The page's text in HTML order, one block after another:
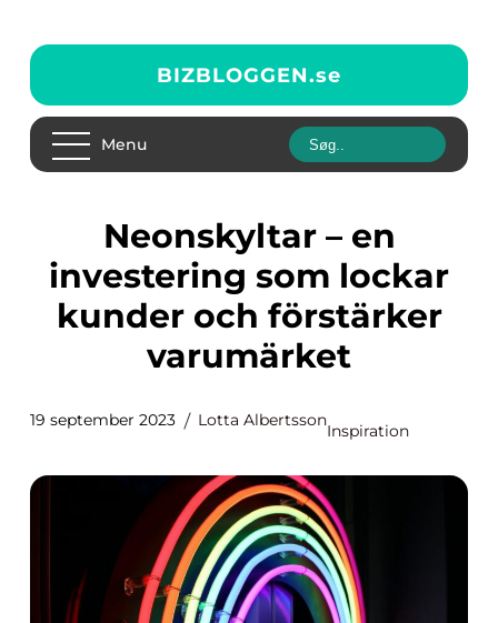
BIZBLOGGEN.se
Menu
Neonskyltar – en
investering som lockar
kunder och förstärker
varumärket
19 september 2023 Lotta Albertsson
Inspiration